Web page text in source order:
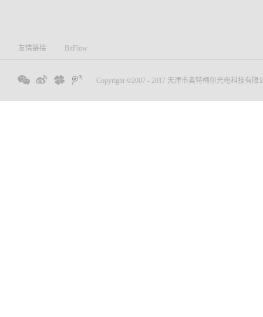
友情链接 BitFlow
Copyright ©2007 - 2017 天津市奥特梅尔光电科技有限